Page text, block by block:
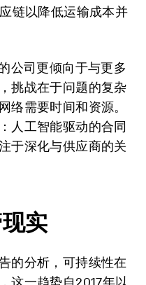
链以降低运输成本并
公司更倾向于与更多
挑战在于问题的复杂
络需要时间和资源。
人工智能驱动的合同
于深化与供应商的关
实
的分析，可持续性在
这一趋势自2017年以